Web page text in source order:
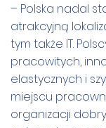
– Polska nadal
atrakcyjną
tym także IT.
pracowitych,
elastycznych i
miejscu
organizacji